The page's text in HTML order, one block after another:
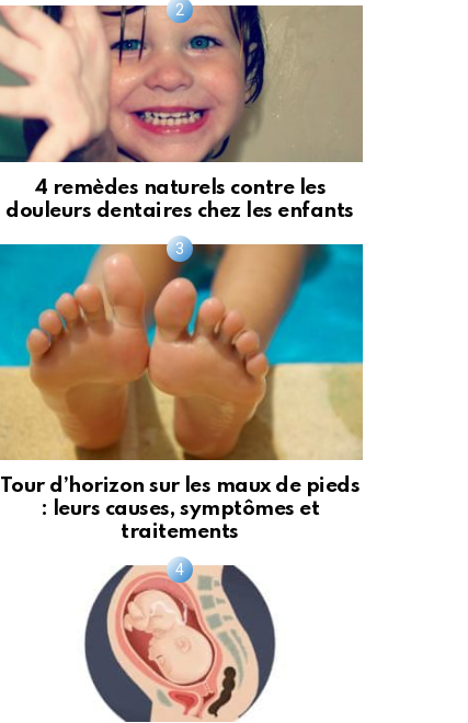
4 remèdes naturels contre les
douleurs dentaires chez les enfants
Tour d’horizon sur les maux de pieds
: leurs causes, symptômes et
traitements